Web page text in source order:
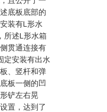
底板底部的
装有L形水
所述L形水箱
贯通连接有
定安装有出水
、竖杆和弹
板一侧的凹
铲左右晃
置，达到了